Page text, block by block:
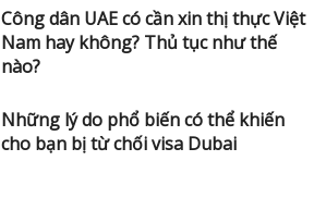
Công dân UAE có cần xin thị thực Việt
Nam hay không? Thủ tục như thế
nào?
Những lý do phổ biến có thể khiến
cho bạn bị từ chối visa Dubai